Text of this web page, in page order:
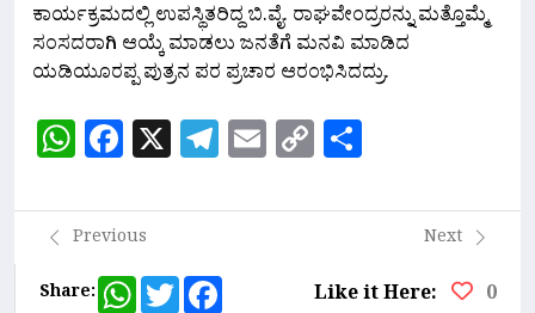
ಕಾರ್ಯಕ್ರಮದಲ್ಲಿ ಉಪಸ್ಥಿತರಿದ್ದ ಬಿ.ವೈ. ರಾಘವೇಂದ್ರರನ್ನು ಮತ್ತೊಮ್ಮೆ
ಸಂಸದರಾಗಿ ಆಯ್ಕೆ ಮಾಡಲು ಜನತೆಗೆ ಮನವಿ ಮಾಡಿದ
ಯಡಿಯೂರಪ್ಪ ಪುತ್ರನ ಪರ ಪ್ರಚಾರ ಆರಂಭಿಸಿದದ್ರು.
WhatsApp
Facebook
X Telegram
Email
Copy
Link
Previous
Next
Share:
WhatsApp
Twitter Like it Here: 0